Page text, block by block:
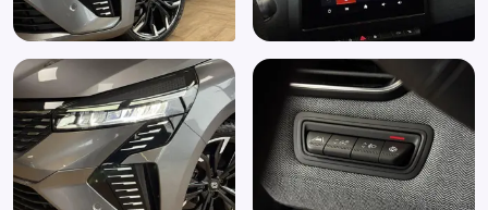
Kunstlederen interieurdelen
LED dagrijverlichting
Multimedia-voorbereiding
Multimedia scherm middel
Multimedia scherm standaard
Niet in gerookt
Pack Look